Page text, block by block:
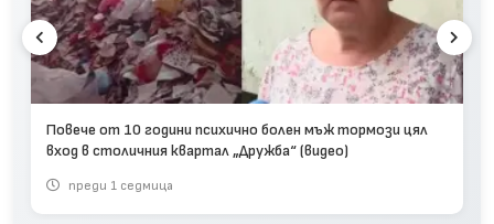
Повече от 10 години психично болен мъж тормози цял
вход в столичния квартал „Дружба“ (видео)
преди 1 седмица